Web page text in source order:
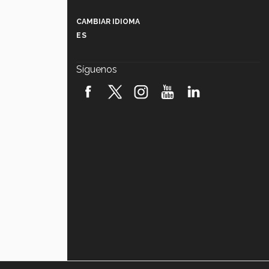
robótica FIRST 2026! (video)
CAMBIAR IDIOMA
ES
Síguenos